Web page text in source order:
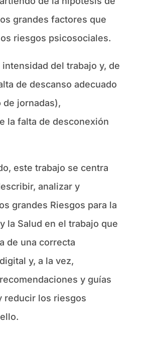
grandes factores que
riesgos psicosociales.
intensidad del trabajo y, de
de descanso adecuado
de jornadas),
la falta de desconexión
este trabajo se centra
analizar y
grandes Riesgos para la
la Salud en el trabajo que
de una correcta
y, a la vez,
y guías
reducir los riesgos